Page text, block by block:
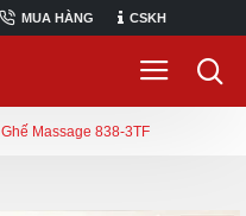
MUA HÀNG CSKH
Ghế Massage 838-3TF